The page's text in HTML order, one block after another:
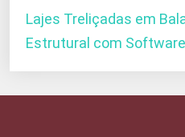
Lajes Treliçadas em
Estrutural com Software